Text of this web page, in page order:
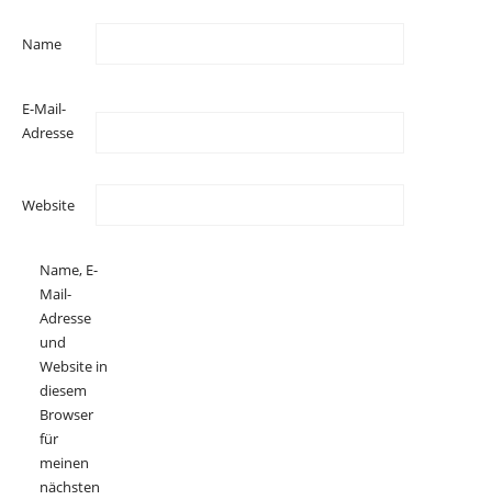
Name
E-Mail-
Adresse
Website
Name, E-
Mail-
Adresse
und
Website in
diesem
Browser
für
meinen
nächsten